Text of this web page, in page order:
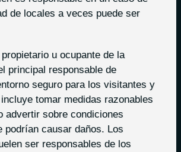
de locales a veces puede ser
u ocupante de la
principal responsable de
seguro para los visitantes y
tomar medidas razonables
advertir sobre condiciones
podrían causar daños. Los
ser responsables de los